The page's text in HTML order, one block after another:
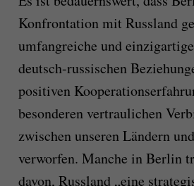
Konfrontation mit Russland
umfangreiche und
deutsch-russischen
positiven
besonderen vertraulichen
zwischen unseren Ländern
verworfen. Manche in Berlin
davon, Russland „eine